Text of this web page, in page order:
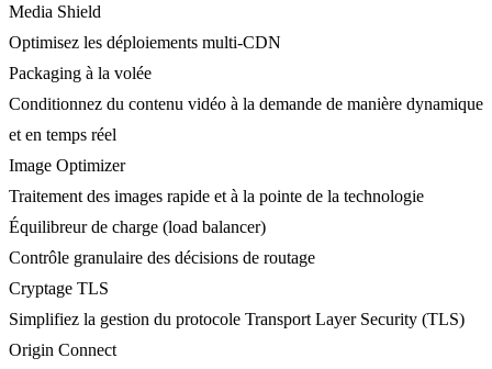
Media Shield
Optimisez les déploiements multi-CDN
Packaging à la volée
Conditionnez du contenu vidéo à la demande de manière dynamique
et en temps réel
Image Optimizer
Traitement des images rapide et à la pointe de la technologie
Équilibreur de charge (load balancer)
Contrôle granulaire des décisions de routage
Cryptage TLS
Simplifiez la gestion du protocole Transport Layer Security (TLS)
Origin Connect